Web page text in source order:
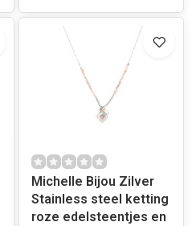
Michelle Bijou Zilver
Stainless steel ketting
roze edelsteentjes en